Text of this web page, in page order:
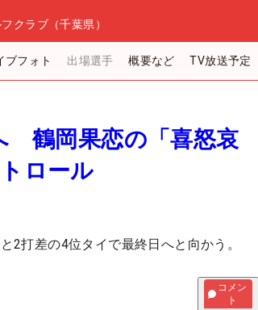
クラブ（千葉県）
ブフォト 出場選手 概要など TV放送予定
鶴岡果恋の「喜怒哀
ロール
2打差の4位タイで最終日へと向かう。
コメン
ト